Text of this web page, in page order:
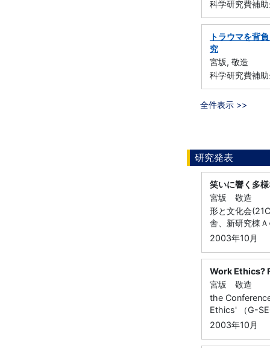
科学研究費補
トラウマを背
究
宮坂, 敬造
科学研究費補
全件表示 >>
研究発表
笑いに響く多
宮坂 敬造
形と文化会
舎、新研究棟
2003年10月
Work Ethics?
宮坂 敬造
the
Ethics' （G-
2003年10月